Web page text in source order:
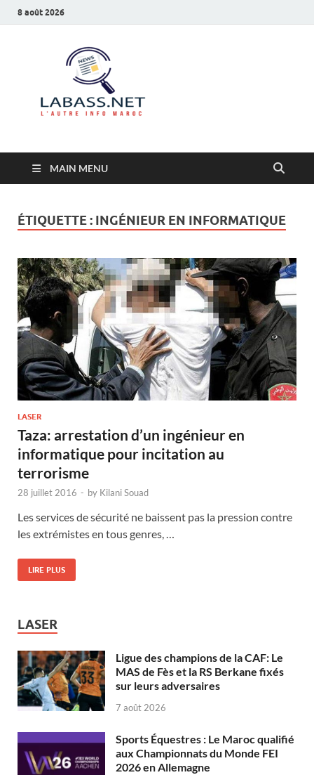
8 août 2026
MAIN MENU
ÉTIQUETTE : INGÉNIEUR EN INFORMATIQUE
LASER
Taza: arrestation d’un ingénieur en
informatique pour incitation au
terrorisme
28 juillet 2016 - by Kilani Souad
Les services de sécurité ne baissent pas la pression contre
les extrémistes en tous genres, …
LIRE PLUS
LASER
Ligue des champions de la CAF: Le
MAS de Fès et la RS Berkane fixés
sur leurs adversaires
7 août 2026
Sports Équestres : Le Maroc qualifié
aux Championnats du Monde FEI
2026 en Allemagne